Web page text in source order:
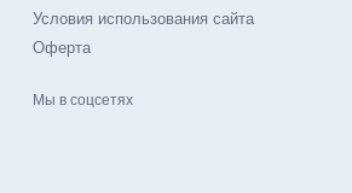
Условия использования сайта
Оферта
Мы в соцсетях